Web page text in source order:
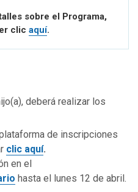
sobre el Programa,
clic aquí.
deberá realizar los
de inscripciones
clic aquí.
en el
hasta el lunes 12 de abril.